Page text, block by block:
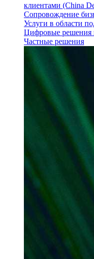
клиентами (China
Сопровождение
Услуги в области
Цифровые решения
Частные решения